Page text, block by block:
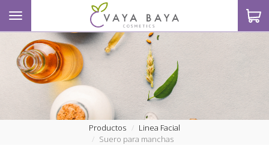
Toggle navigation
Productos
Linea Facial
Suero para manchas